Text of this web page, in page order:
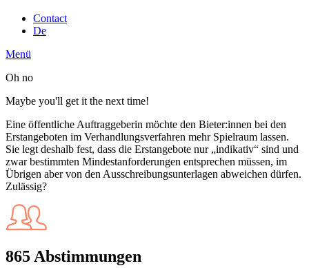
Contact
De
Menü
Oh no
Maybe you'll get it the next time!
Eine öffentliche Auftraggeberin möchte den Bieter:innen bei den
Erstangeboten im Verhandlungsverfahren mehr Spielraum lassen.
Sie legt deshalb fest, dass die Erstangebote nur „indikativ“ sind und
zwar bestimmten Mindestanforderungen entsprechen müssen, im
Übrigen aber von den Ausschreibungsunterlagen abweichen dürfen.
Zulässig?
865 Abstimmungen